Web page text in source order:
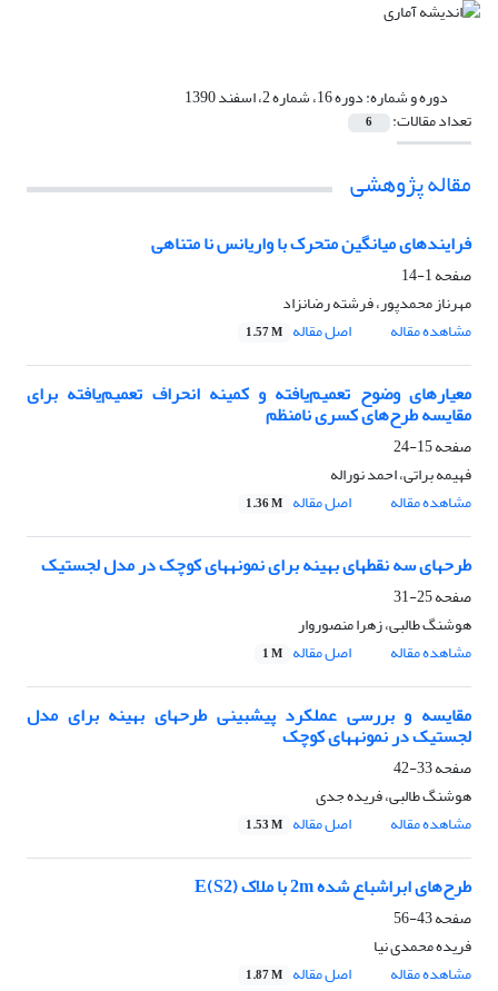
دوره و شماره:دوره 16، شماره 2، اسفند 1390
تعداد مقالات: 6
مقاله پژوهشی
فرایندهای میانگین متحرک با واریانس نا متناهی
صفحه1-14
مهرناز محمدپور، فرشته رضانزاد
مشاهده مقاله
اصل مقاله 1.57 M
معیارهای وضوح تعمیم‌یافته و کمینه انحراف تعمیم‌یافته برای
مقایسه طرح‌های کسری نامنظم
صفحه15-24
فهیمه براتی، احمد نوراله
مشاهده مقاله
اصل مقاله 1.36 M
طرحهای سه نقطهای بهینه برای نمونههای کوچک در مدل لجستیک
صفحه25-31
هوشنگ طالبی، زهرا منصوروار
مشاهده مقاله
اصل مقاله 1 M
مقایسه و بررسی عملکرد پیشبینی طرحهای بهینه برای مدل
لجستیک در نمونههای کوچک
صفحه33-42
هوشنگ طالبی، فریده جدی
مشاهده مقاله
اصل مقاله 1.53 M
طرح‌های ابراشباع شده 2m با ملاک (E(S2
صفحه43-56
فریده محمدی نیا
مشاهده مقاله
اصل مقاله 1.87 M